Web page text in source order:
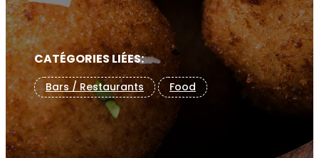
CATÉGORIES LIÉES:
Bars / Restaurants Food